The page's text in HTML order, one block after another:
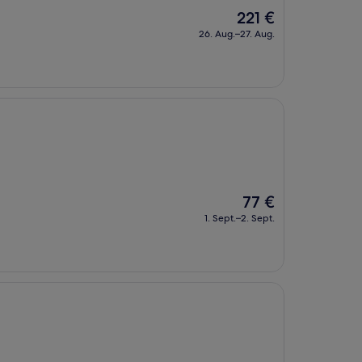
Der
Preis
beträgt
221 €
26. Aug.–27. Aug.
Der
Preis
beträgt
77 €
1. Sept.–2. Sept.